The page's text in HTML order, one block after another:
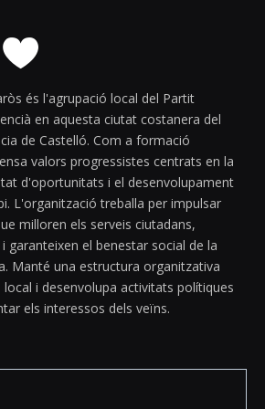
és l'agrupació local del Partit
en aquesta ciutat costanera del
de Castelló. Com a formació
valors progressistes centrats en la
d'oportunitats i el desenvolupament
L'organització treballa per impulsar
milloren els serveis ciutadans,
garanteixen el benestar social de la
Manté una estructura organitzativa
i desenvolupa activitats polítiques
els interessos dels veïns.